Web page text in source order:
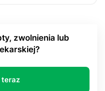
to możliwe?
zwolnienia lub
teraz